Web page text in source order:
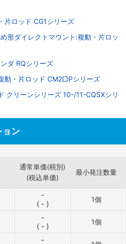
片ロッド CG1シリーズ
形ダイレクトマウント:複動・片ロッ
ダ RQシリーズ
動・片ロッド CM2□Pシリーズ
クリーンシリーズ 10-/11-CQSXシリ
ョン
通常単価(税別)
(税込単価)
最小発注数量
-
( - ) 1個
-
( - ) 1個
-